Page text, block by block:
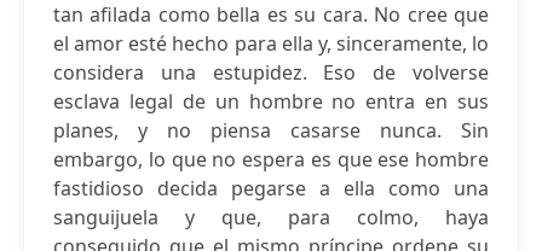
tan afilada como bella es su cara. No cree que
el amor esté hecho para ella y, sinceramente, lo
considera una estupidez. Eso de volverse
esclava legal de un hombre no entra en sus
planes, y no piensa casarse nunca. Sin
embargo, lo que no espera es que ese hombre
fastidioso decida pegarse a ella como una
sanguijuela y que, para colmo, haya